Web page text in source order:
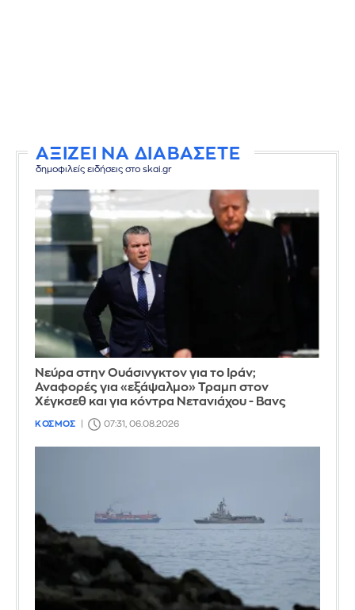
ΑΞΙΖΕΙ ΝΑ ΔΙΑΒΑΣΕΤΕ
δημοφιλείς ειδήσεις στο skai.gr
Νεύρα στην Ουάσινγκτον για το Ιράν;
Αναφορές για «εξάψαλμο» Τραμπ στον
Χέγκσεθ και για κόντρα Νετανιάχου - Βανς
ΚΟΣΜΟΣ 07:31, 06.08.2026